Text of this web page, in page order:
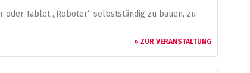
Tablet „Roboter“ selbstständig zu bauen, zu
» ZUR VERANSTALTUNG